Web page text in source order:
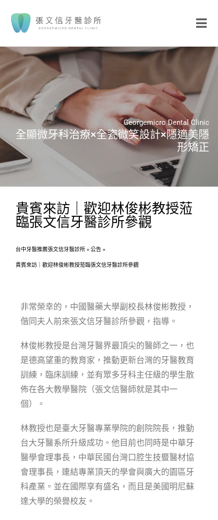
Georgemicro Dental Clinic
全顯微牙科治療×全瓷微笑設計×隱適美隱
形矯正
貴賓來訪｜歡迎林俊彬教授蒞
臨張文信牙醫診所參觀
台中牙醫推薦張文信牙醫診所 » 公告 »
貴賓來訪｜歡迎林俊彬教授蒞臨張文信牙醫診所參觀
非常榮幸的，中國醫藥大學副校長林俊彬教授，
偕同夫人前來張文信牙醫診所參觀，指導。
林俊彬教授是台灣牙醫界最頂尖的醫師之一，也
是德高望重的教育家，推動更新台灣的牙醫教育
訓練，臨床訓練，並有眾多牙科主任級的學生散
佈在各大教學醫院（張文信醫師就是其中一
個）。
林教授也是臺大牙醫專業學院的創院院長，推動
台大牙醫系所升級成功。他目前也同時是中華牙
醫學會理事長，中華民國台灣口腔生技暨醫材協
會理事長，連結專業頂天的學會與廣大的園區牙
科產業。並在國際享有盛名，而且是美國明尼蘇
達大學的榮譽校友。